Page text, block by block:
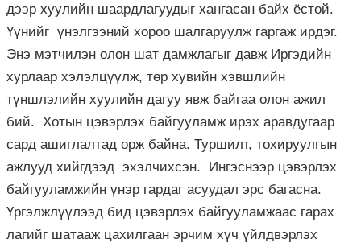
дээр хуулийн шаардлагуудыг хангасан байх ёстой.
Үүнийг үнэлгээний хороо шалгаруулж гаргаж ирдэг.
Энэ мэтчилэн олон шат дамжлагыг давж Иргэдийн
хурлаар хэлэлцүүлж, төр хувийн хэвшлийн
түншлэлийн хуулийн дагуу явж байгаа олон ажил
бий. Хотын цэвэрлэх байгууламж ирэх аравдугаар
сард ашиглалтад орж байна. Туршилт, тохируулгын
ажлууд хийгдээд эхэлчихсэн. Ингэснээр цэвэрлэх
байгууламжийн үнэр гардаг асуудал эрс багасна.
Үргэлжлүүлээд бид цэвэрлэх байгууламжаас гарах
лагийг шатааж цахилгаан эрчим хүч үйлдвэрлэх